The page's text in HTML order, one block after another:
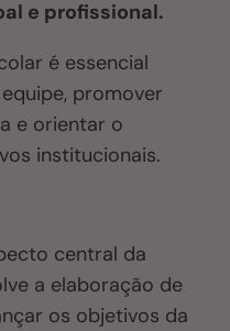
e profissional.
é essencial
promover
e orientar o
institucionais.
central da
a elaboração de
os objetivos da